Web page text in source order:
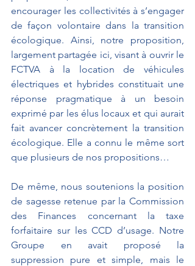
encourager les collectivités à s’engager
de façon volontaire dans la transition
écologique. Ainsi, notre proposition,
largement partagée ici, visant à ouvrir le
FCTVA à la location de véhicules
électriques et hybrides constituait une
réponse pragmatique à un besoin
exprimé par les élus locaux et qui aurait
fait avancer concrètement la transition
écologique. Elle a connu le même sort
que plusieurs de nos propositions…
De même, nous soutenions la position
de sagesse retenue par la Commission
des Finances concernant la taxe
forfaitaire sur les CCD d’usage. Notre
Groupe en avait proposé la
suppression pure et simple, mais le